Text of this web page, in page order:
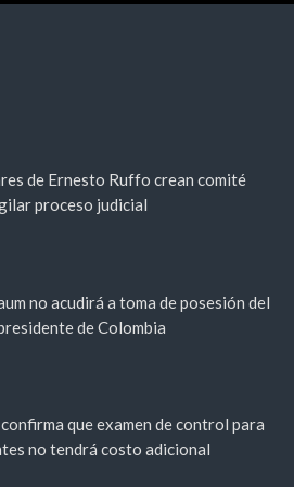
de Ernesto Ruffo crean comité
proceso judicial
no acudirá a toma de posesión del
de Colombia
que examen de control para
no tendrá costo adicional